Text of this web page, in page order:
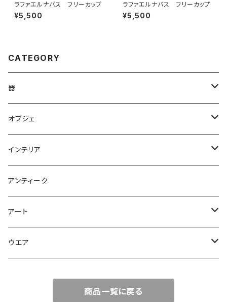
ラファエルナバス フリーカップ
¥5,500
ラファエルナバス フリーカップ
¥5,500
CATEGORY
器
やきもの
ガラス
木
鉢
皿
オブジェ
オブジェ
アクセサリー
鉢
皿
インテリア
ライト 照明
花器
アンティーク
アート
彫刻
ウエア
商品一覧に戻る